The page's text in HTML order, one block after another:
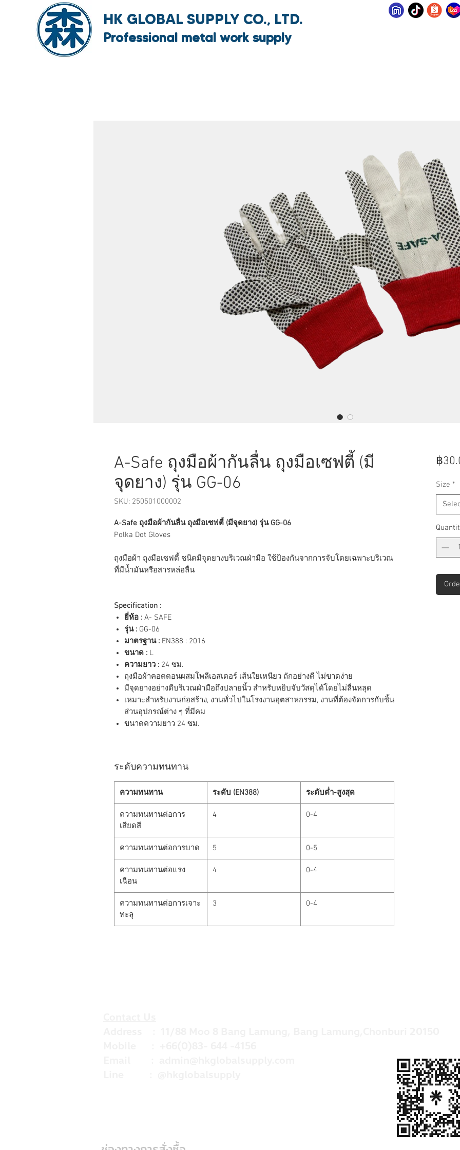
HK GLOBAL SUPPLY CO., LTD.
Professional metal work supply
A-Safe ถุงมือผ้ากันลื่น ถุงมือเซฟตี้ (มี
จุดยาง) รุ่น GG-06
SKU: 250501000002
A-Safe ถุงมือผ้ากันลื่น ถุงมือเซฟตี้ (มีจุดยาง) รุ่น GG-06
Polka Dot Gloves
ถุงมือผ้า ถุงมือเซฟตี้ ชนิดมีจุดยางบริเวณฝ่ามือ ใช้ป้องกันจากการจับโดยเฉพาะบริเวณ
ที่มีน้ำมันหรือสารหล่อลื่น
Specification :
ยี่ห้อ : A- SAFE
รุ่น : GG-06
มาตรฐาน : EN388 : 2016
ขนาด : L
ความยาว : 24 ซม.
ถุงมือผ้าคอตตอนผสมโพลีเอสเตอร์ เส้นใยเหนียว ถักอย่างดี ไม่ขาดง่าย
มีจุดยางอย่างดีบริเวณฝ่ามือถึงปลายนิ้ว สำหรับหยิบจับวัสดุได้โดยไม่ลื่นหลุด
เหมาะสำหรับงานก่อสร้าง, งานทั่วไปในโรงงานอุตสาหกรรม, งานที่ต้องจัดการกับชิ้น
ส่วนอุปกรณ์ต่าง ๆ ที่มีคม
ขนาดความยาว 24 ซม.
ระดับความทนทาน
ความทนทาน ระดับ (EN388) ระดับต่ำ-สูงสุด
ความทนทานต่อการ
เสียดสี
4 0-4
ความทนทานต่อการบาด 5 0-5
ความทนทานต่อแรง
เฉือน
4 0-4
ความทนทานต่อการเจาะ
ทะลุ
3 0-4
฿
Size *